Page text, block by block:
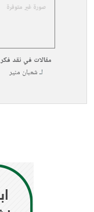
مقالات في نقد فكر
لـشعبان منير